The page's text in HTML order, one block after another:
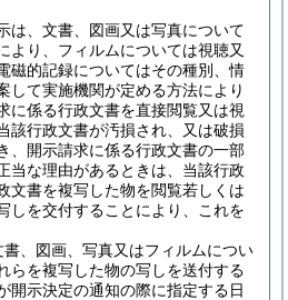
は、文書、図画又は写真について
より、フィルムについては視聴又
磁的記録についてはその種別、情
して実施機関が定める方法により
に係る行政文書を直接閲覧又は視
該行政文書が汚損され、又は破損
、開示請求に係る行政文書の一部
当な理由があるときは、当該行政
文書を複写した物を閲覧若しくは
しを交付することにより、これを
、図画、写真又はフィルムについ
らを複写した物の写しを送付する
開示決定の通知の際に指定する日